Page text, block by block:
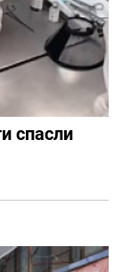
спасли